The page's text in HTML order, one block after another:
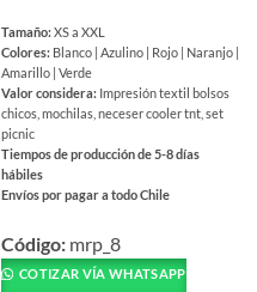
Tamaño:XS a XXL
Colores: Blanco | Azulino | Rojo | Naranjo |
Amarillo | Verde
Valor considera: Impresión textil bolsos
chicos, mochilas, neceser cooler tnt, set
picnic
Tiempos de producción de 5-8 días
hábiles
Envíos por pagar a todo Chile
producto
tiene
Código: mrp_8
COTIZAR VÍA WHATSAPP